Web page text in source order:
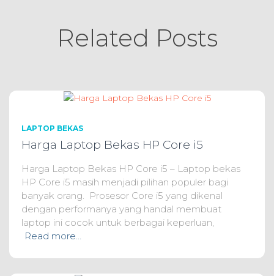
Related Posts
LAPTOP BEKAS
Harga Laptop Bekas HP Core i5
Harga Laptop Bekas HP Core i5 – Laptop bekas
HP Core i5 masih menjadi pilihan populer bagi
banyak orang. Prosesor Core i5 yang dikenal
dengan performanya yang handal membuat
laptop ini cocok untuk berbagai keperluan,
Read more…